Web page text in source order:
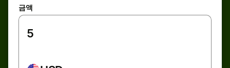
금액